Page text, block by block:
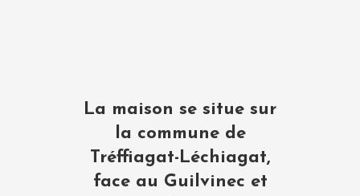
La maison se situe sur
la commune de
Tréffiagat-Léchiagat,
face au Guilvinec et